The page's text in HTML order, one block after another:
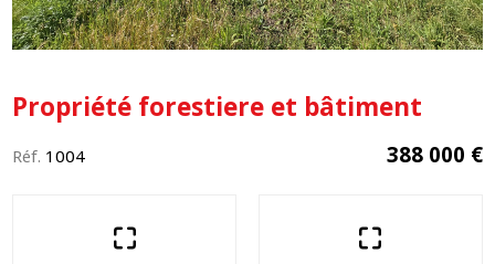
Propriété forestiere et bâtiment
Réf. 1004 388 000 €